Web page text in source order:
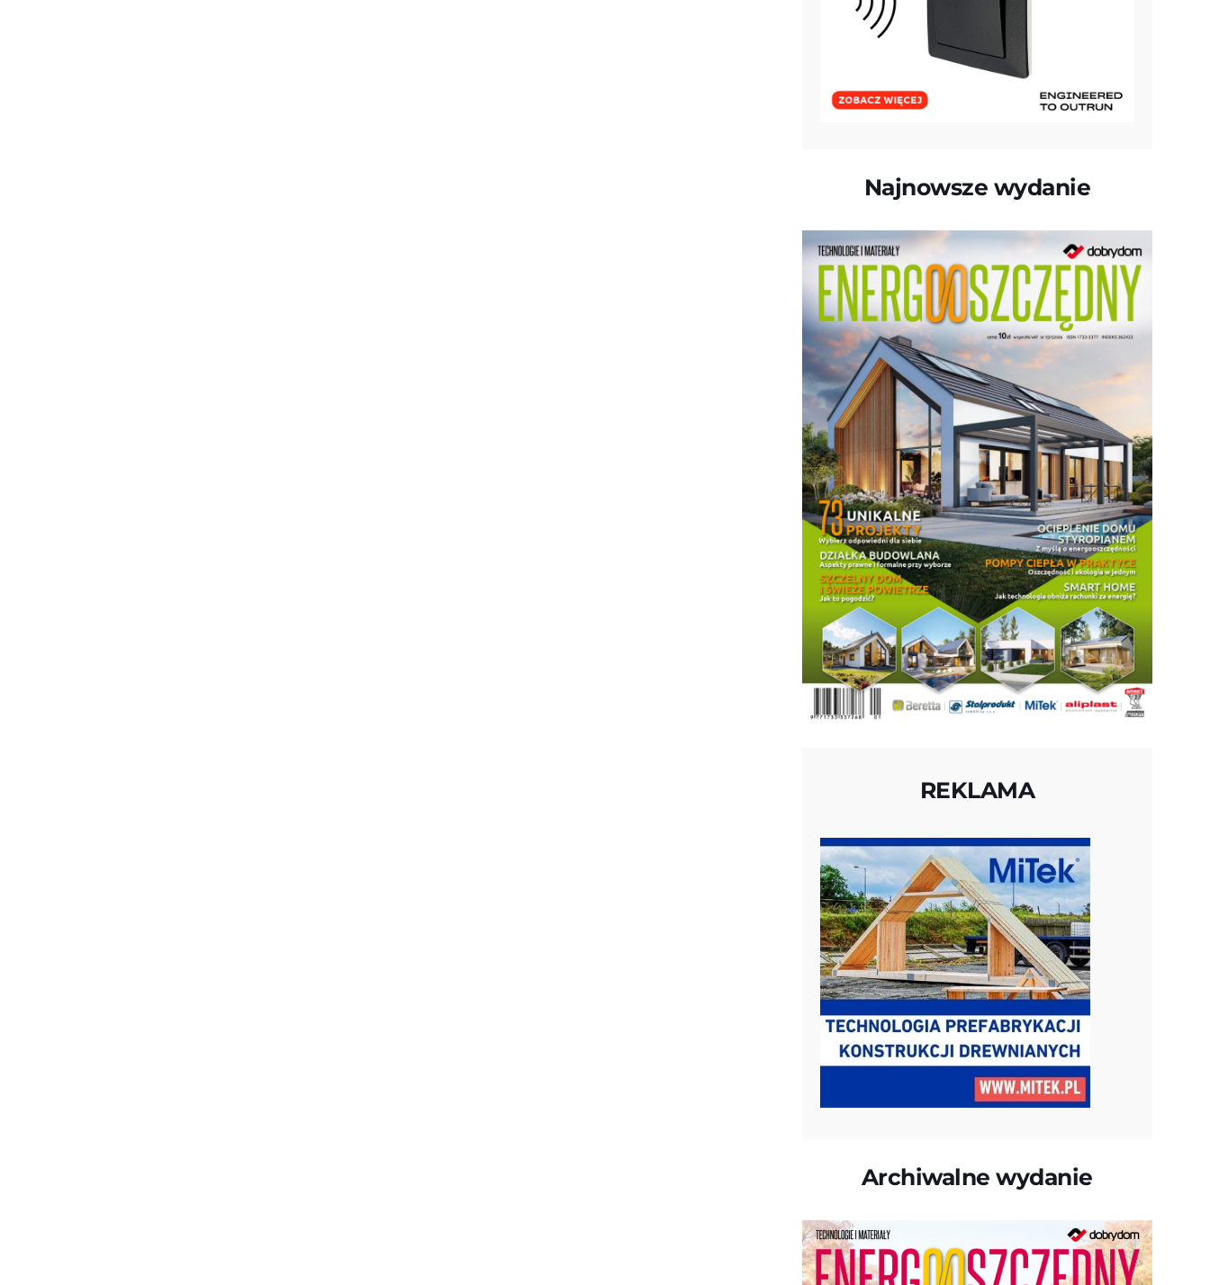
Najnowsze wydanie
REKLAMA
Archiwalne wydanie